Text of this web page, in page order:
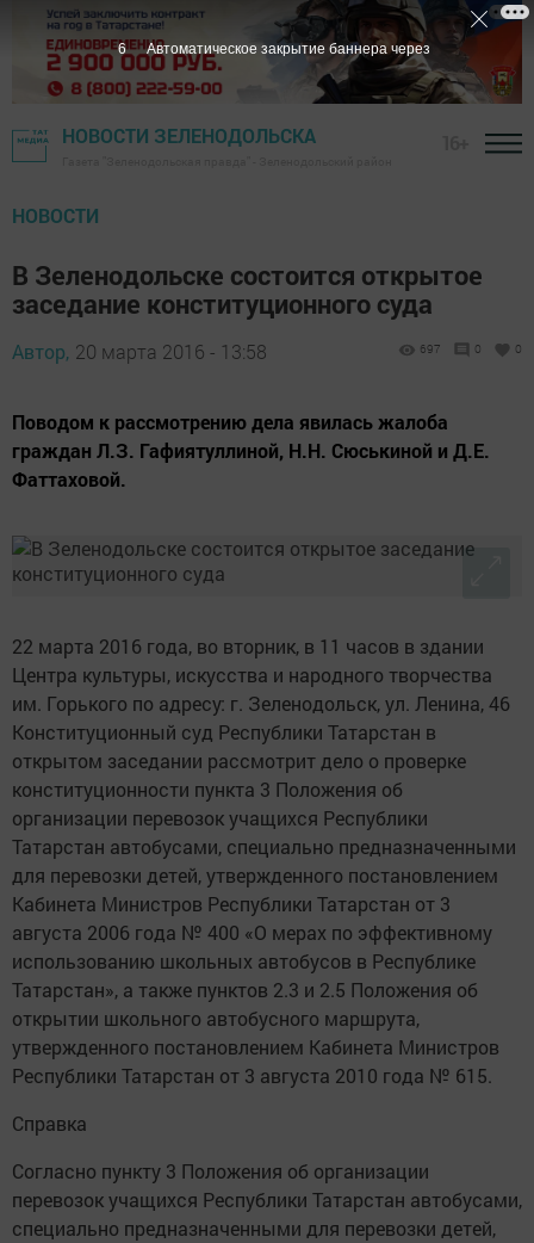
НОВОСТИ ЗЕЛЕНОДОЛЬСКА
НОВОСТИ
В Зеленодольске состоится открытое
заседание конституционного суда
Автор, 20 марта 2016 - 13:58 697 0 0
Поводом к рассмотрению дела явилась жалоба
граждан Л.З. Гафиятуллиной, Н.Н. Сюськиной и Д.Е.
Фаттаховой.
22 марта 2016 года, во вторник, в 11 часов в здании
Центра культуры, искусства и народного творчества
им. Горького по адресу: г. Зеленодольск, ул. Ленина, 46
Конституционный суд Республики Татарстан в
открытом заседании рассмотрит дело о проверке
конституционности пункта 3 Положения об
организации перевозок учащихся Республики
Татарстан автобусами, специально предназначенными
для перевозки детей, утвержденного постановлением
Кабинета Министров Республики Татарстан от 3
августа 2006 года № 400 «О мерах по эффективному
использованию школьных автобусов в Республике
Татарстан», а также пунктов 2.3 и 2.5 Положения об
открытии школьного автобусного маршрута,
утвержденного постановлением Кабинета Министров
Республики Татарстан от 3 августа 2010 года № 615.
Справка
Согласно пункту 3 Положения об организации
перевозок учащихся Республики Татарстан автобусами,
специально предназначенными для перевозки детей,
4 Автоматическое закрытие баннера через